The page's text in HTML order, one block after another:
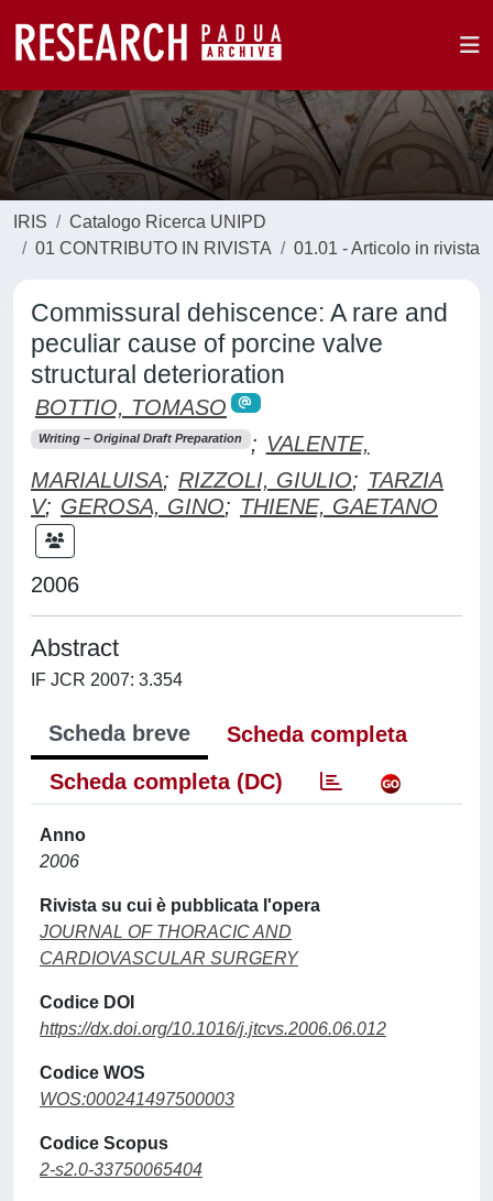
IRIS
Catalogo Ricerca UNIPD
01 CONTRIBUTO IN RIVISTA
01.01 - Articolo in rivista
Commissural dehiscence: A rare and
peculiar cause of porcine valve
structural deterioration
BOTTIO, TOMASO
Writing – Original Draft Preparation ; VALENTE,
MARIALUISA; RIZZOLI, GIULIO; TARZIA
V; GEROSA, GINO; THIENE, GAETANO
2006
Abstract
IF JCR 2007: 3.354
Scheda breve
Scheda completa
Scheda completa (DC)
Anno
2006
Rivista su cui è pubblicata l'opera
JOURNAL OF THORACIC AND
CARDIOVASCULAR SURGERY
Codice DOI
https://dx.doi.org/10.1016/j.jtcvs.2006.06.012
Codice WOS
WOS:000241497500003
Codice Scopus
2-s2.0-33750065404